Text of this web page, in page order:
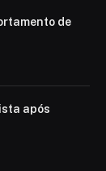
de
após